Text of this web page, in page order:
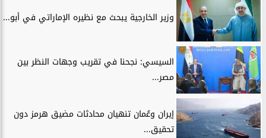
وزير الخارجية يبحث مع نظيره الإماراتي في أبو...
السيسي: نجحنا في تقريب وجهات النظر بين
مصر...
إيران وعُمان تنهيان محادثات مضيق هرمز دون
تحقيق...